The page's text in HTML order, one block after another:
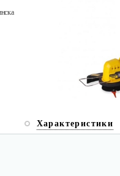
Характеристики